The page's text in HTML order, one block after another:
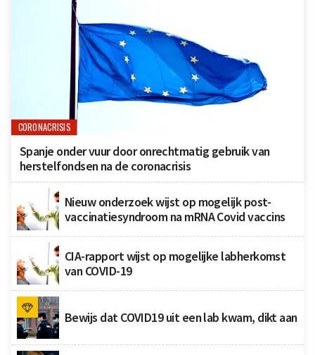
CORONACRISIS
Spanje onder vuur door onrechtmatig gebruik van
herstelfondsen na de coronacrisis
Nieuw onderzoek wijst op mogelijk post-
vaccinatiesyndroom na mRNA Covid vaccins
CIA-rapport wijst op mogelijke labherkomst
van COVID-19
Bewijs dat COVID19 uit een lab kwam, dikt aan